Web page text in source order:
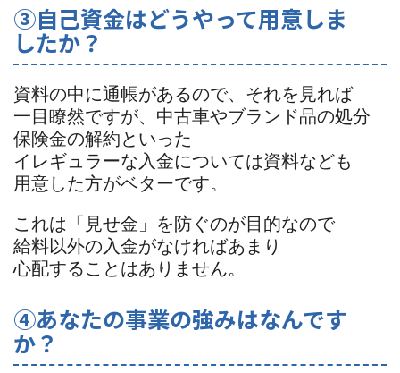
③自己資金はどうやって用意しま
したか？
資料の中に通帳があるので、それを見れば
一目瞭然ですが、中古車やブランド品の処分
保険金の解約といった
イレギュラーな入金については資料なども
用意した方がベターです。
これは「見せ金」を防ぐのが目的なので
給料以外の入金がなければあまり
心配することはありません。
④あなたの事業の強みはなんです
か？